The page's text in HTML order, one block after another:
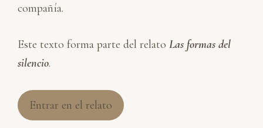
compañía.
Este texto forma parte del relato Las formas del
silencio.
Entrar en el relato